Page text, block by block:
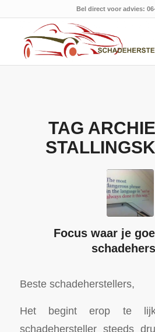
Bel direct voor advies:
TAG
Focus waar je
Beste schadeherstellers,
Het begint erop te
schadehersteller steeds